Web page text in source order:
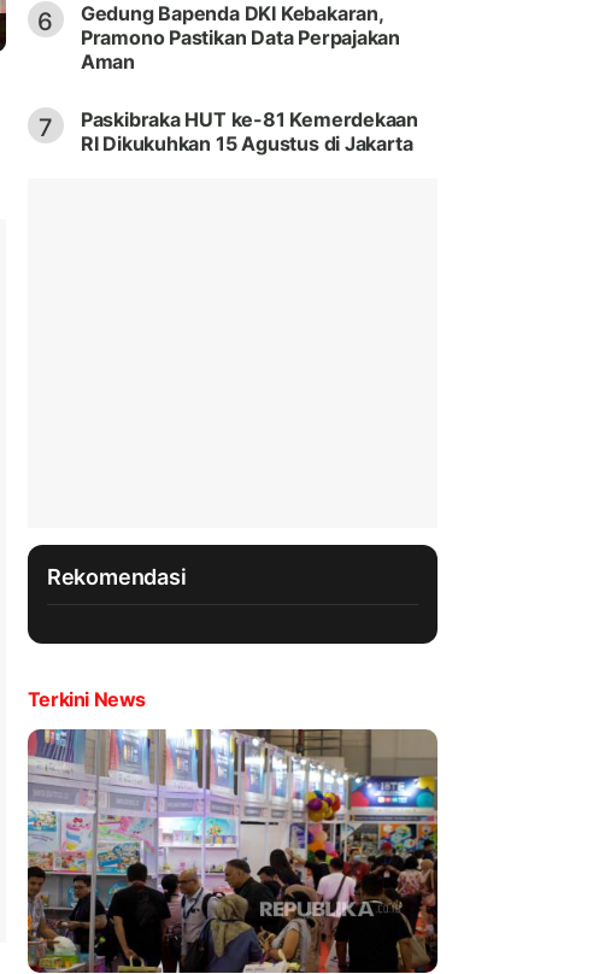
6
Gedung Bapenda DKI Kebakaran,
Pramono Pastikan Data Perpajakan
Aman
7
Paskibraka HUT ke-81 Kemerdekaan
RI Dikukuhkan 15 Agustus di Jakarta
Rekomendasi
Terkini News